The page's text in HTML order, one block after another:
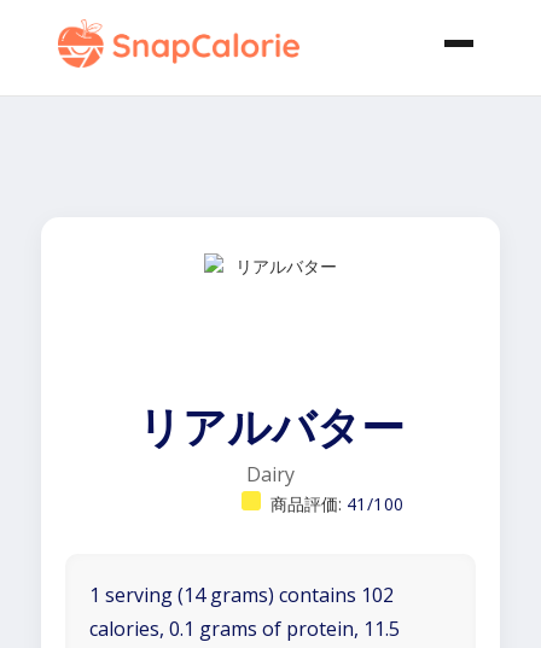
リアルバター
Dairy
商品評価: 41/100
1 serving (14 grams) contains 102
calories, 0.1 grams of protein, 11.5